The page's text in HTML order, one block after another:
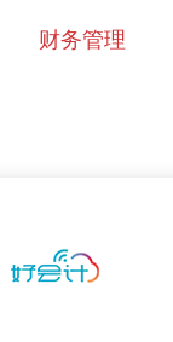
财务管理